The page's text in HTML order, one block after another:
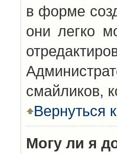
в форме
они легко
смайликов,
Вернуться
Могу ли я